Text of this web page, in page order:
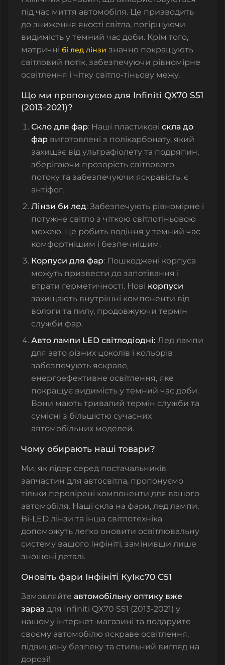
під час миття автомобіля. Це призводить
до зниження якості світла, погіршуючи
видимість у темний час доби. Крім того,
матричні бі лед лінзи значно покращують
світловий потік, забезпечуючи рівномірне
освітлення і чітку світло-тіньову межу.
Що ми пропонуємо для Infiniti QX70 S51
(2013-2021)?
Скло для фар: Наші пластикові скла до
фар виготовлені з полікарбонату, який
захищає від ультрафіолету та подряпин,
зберігаючи прозорість світлового
потоку та забезпечуючи яскравість, є
антіфог.
Лінзи би лед: Забезпечують рівномірне і
потужне світло з чіткою світлотіньовою
межею. Це робить водіння у темний час
комфортнішим і безпечнішим.
Корпуси для фар: Пошкоджені корпуса
можуть призвести до запотівання і
втрати герметичності. Нові корпуси
захищають внутрішні компоненти від
вологи та пилу, продовжуючи термін
служби фар.
Авто лампи LED світлодіодні: Лед лампи
для авто різних цоколів і кольорів
забезпечують яскраве,
енергоефективне освітлення, яке
покращує видимість у темний час доби.
Вони мають тривалий термін служби та
сумісні з більшістю сучасних
автомобільних моделей.
Чому обирають наші товари?
Ми, як лідер серед постачальників
запчастин для автосвітла, пропонуємо
тільки перевірені компоненти для вашого
автомобіля. Наші скла на фари, лед лампи,
Bi-LED лінзи та інша світлотехніка
допоможуть легко оновити освітлювальну
систему вашого Інфініті, замінивши лише
зношені деталі.
Оновіть фари Інфініті КуІкс70 С51
Замовляйте автомобільну оптику вже
зараз для Infiniti QX70 S51 (2013-2021) у
нашому інтернет-магазині та подаруйте
своєму автомобілю яскраве освітлення,
підвищену безпеку та стильний вигляд на
дорозі!